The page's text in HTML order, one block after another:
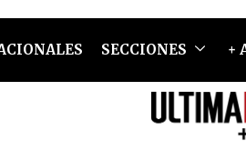
SECCIONES +